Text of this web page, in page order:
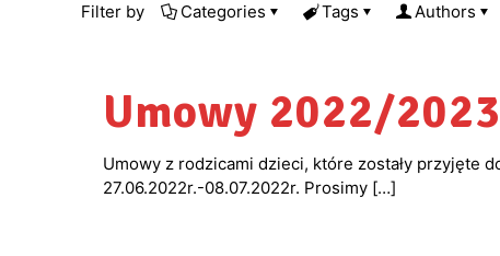
Filter by Categories Tags Authors
Umowy 2022/2023
Umowy z rodzicami dzieci, które zostały przyjęte
27.06.2022r.-08.07.2022r. Prosimy […]